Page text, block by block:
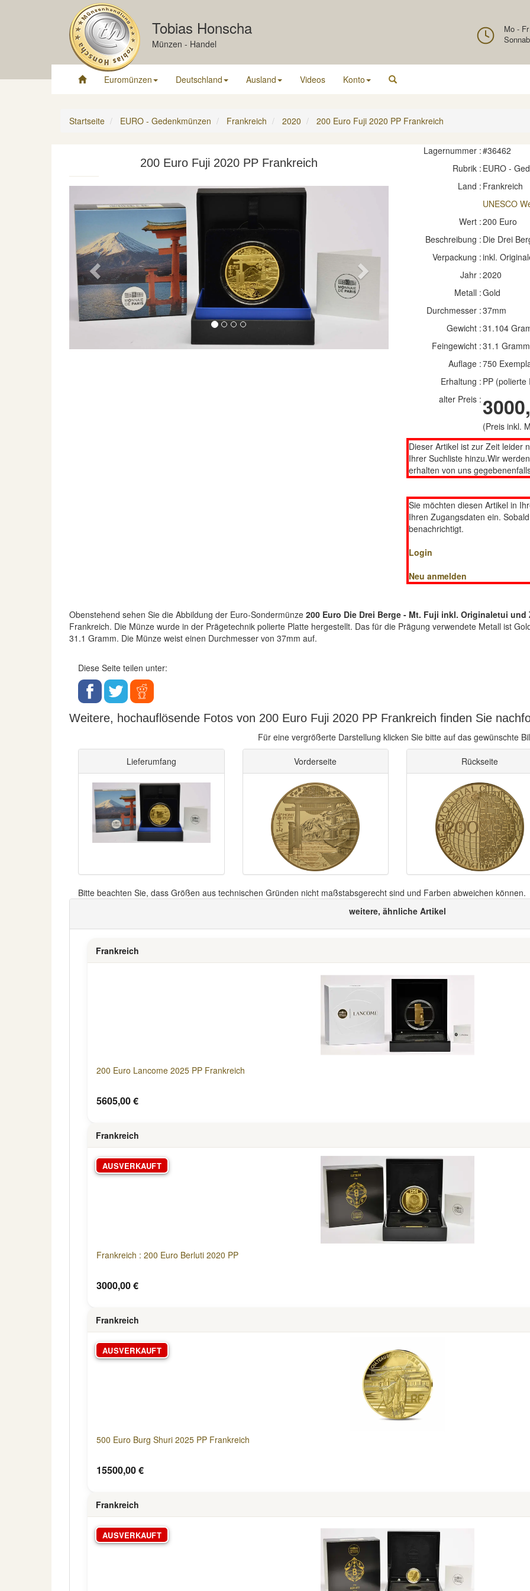
Tobias Honscha
Münzen - Handel
Mo -
Euromünzen Deutschland Ausland Videos Konto
Startseite EURO - Gedenkmünzen Frankreich 2020 200 Euro Fuji 2020 PP Frankreich
200 Euro Fuji 2020 PP Frankreich
Previous Next
Lagernummer :#36462
Rubrik : EURO -
Land : Frankreich
UNESCO
Wert :200 Euro
Beschreibung : Die Drei
Verpackung :inkl.
Jahr :2020
Metall :Gold
Durchmesser :37mm
Gewicht :31.104
Feingewicht :31.1 Gramm
Auflage :750
Erhaltung : PP (polierte
alter Preis :
(Preis inkl.
Dieser Artikel ist zur Zeit leider
Ihrer Suchliste hinzu.Wir
erhalten von uns
Sie möchten diesen Artikel in
Ihren Zugangsdaten ein.
benachrichtigt.
Login
Neu anmelden
Obenstehend sehen Sie die Abbildung der Euro-Sondermünze 200 Euro Die Drei Berge - Mt. Fuji inkl. Originaletui
Frankreich. Die Münze wurde in der Prägetechnik polierte Platte hergestellt. Das für die Prägung verwendete Metall ist
31.1 Gramm. Die Münze weist einen Durchmesser von 37mm auf.
Diese Seite teilen unter:
Weitere, hochauflösende Fotos von 200 Euro Fuji 2020 PP Frankreich finden Sie
Für eine vergrößerte Darstellung klicken Sie bitte auf das gewünschte
Lieferumfang Vorderseite Rückseite
Bitte beachten Sie, dass Größen aus technischen Gründen nicht maßstabsgerecht sind und Farben abweichen können.
weitere, ähnliche Artikel
Frankreich
200 Euro Lancome 2025 PP Frankreich
5605,00 €
Frankreich
AUSVERKAUFT
Frankreich : 200 Euro Berluti 2020 PP
3000,00 €
Frankreich
AUSVERKAUFT
500 Euro Burg Shuri 2025 PP Frankreich
15500,00 €
Frankreich
AUSVERKAUFT